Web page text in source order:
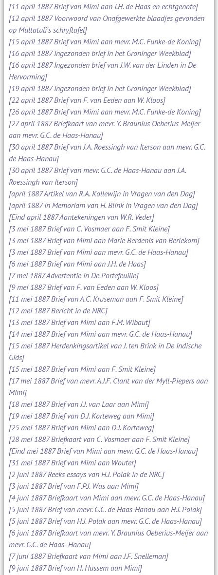
[11 april 1887 Brief van Mimi aan J.H. de Haas en echtgenote]
[12 april 1887 Voorwoord van Onafgewerkte blaadjes gevonden
op Multatuli's schryftafel]
[15 april 1887 Brief van Mimi aan mevr. M.C. Funke-de Koning]
[16 april 1887 Ingezonden brief in het Groninger Weekblad]
[16 april 1887 Ingezonden brief van J.W. van der Linden in De
Hervorming]
[19 april 1887 Ingezonden brief in het Groninger Weekblad]
[22 april 1887 Brief van F. van Eeden aan W. Kloos]
[26 april 1887 Brief van Mimi aan mevr. M.C. Funke-de Koning]
[27 april 1887 Briefkaart van mevr. Y. Braunius Oeberius-Meijer
aan mevr. G.C. de Haas-Hanau]
[30 april 1887 Brief van J.A. Roessingh van Iterson aan mevr. G.C.
de Haas-Hanau]
[30 april 1887 Brief van mevr. G.C. de Haas-Hanau aan J.A.
Roessingh van Iterson]
[april 1887 Artikel van R.A. Kollewijn in Vragen van den Dag]
[april 1887 In Memoriam van H. Blink in Vragen van den Dag]
[Eind april 1887 Aantekeningen van W.R. Veder]
[3 mei 1887 Brief van C. Vosmaer aan F. Smit Kleine]
[3 mei 1887 Brief van Mimi aan Marie Berdenis van Berlekom]
[3 mei 1887 Brief van Mimi aan mevr. G.C. de Haas-Hanau]
[6 mei 1887 Brief van Mimi aan J.H. de Haas]
[7 mei 1887 Advertentie in De Portefeuille]
[9 mei 1887 Brief van F. van Eeden aan W. Kloos]
[11 mei 1887 Brief van A.C. Kruseman aan F. Smit Kleine]
[12 mei 1887 Bericht in de NRC]
[13 mei 1887 Brief van Mimi aan F.M. Wibaut]
[14 mei 1887 Brief van Mimi aan mevr. G.C. de Haas-Hanau]
[15 mei 1887 Herdenkingsartikel van J. ten Brink in De Indische
Gids]
[15 mei 1887 Brief van Mimi aan F. Smit Kleine]
[17 mei 1887 Brief van mevr. A.J.F. Clant van der Myll-Piepers aan
Mimi]
[18 mei 1887 Brief van J.J. van Laar aan Mimi]
[19 mei 1887 Brief van D.J. Korteweg aan Mimi]
[25 mei 1887 Brief van Mimi aan D.J. Korteweg]
[28 mei 1887 Briefkaart van C. Vosmaer aan F. Smit Kleine]
[Eind mei 1887 Brief van Mimi aan mevr. G.C. de Haas-Hanau]
[31 mei 1887 Brief van Mimi aan Wouter]
[2 juni 1887 Reeks essays van H.J. Polak in de NRC]
[3 juni 1887 Brief van F.P.J. Was aan Mimi]
[4 juni 1887 Briefkaart van Mimi aan mevr. G.C. de Haas-Hanau]
[5 juni 1887 Brief van mevr. G.C. de Haas-Hanau aan H.J. Polak]
[5 juni 1887 Brief van H.J. Polak aan mevr. G.C. de Haas-Hanau]
[6 juni 1887 Briefkaart van mevr. Y. Braunius Oeberius-Meijer aan
mevr. G.C. de Haas- Hanau]
[7 juni 1887 Briefkaart van Mimi aan J.F. Snelleman]
[9 juni 1887 Brief van H. Hussem aan Mimi]